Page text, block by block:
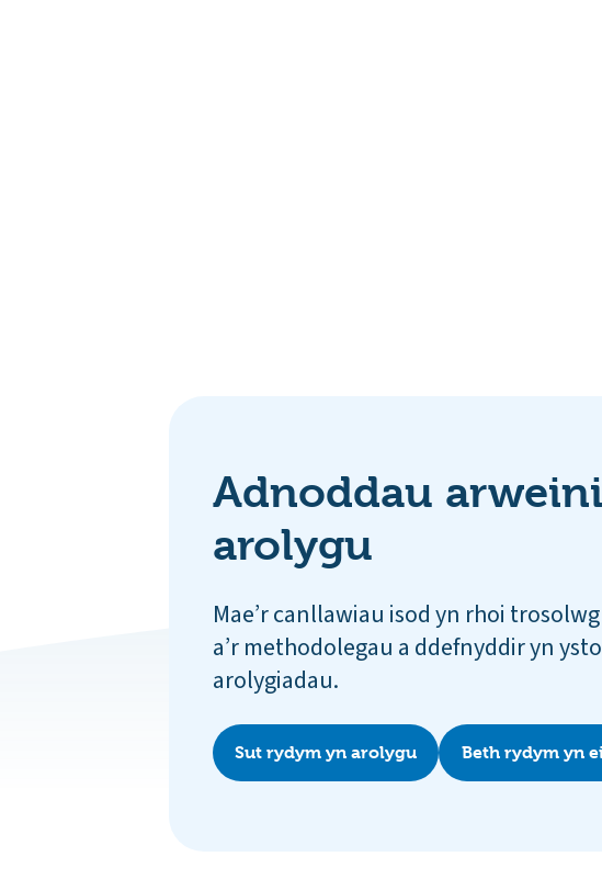
Adnoddau
arolygu
Mae’r canllawiau isod yn rhoi trosolwg
a’r methodolegau a ddefnyddir yn
arolygiadau.
Sut rydym yn arolygu Beth rydym yn